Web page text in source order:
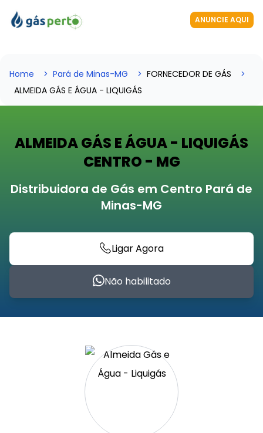
ANUNCIE AQUI
Home Pará de Minas-MG
FORNECEDOR DE GÁS
ALMEIDA GÁS E ÁGUA - LIQUIGÁS
ALMEIDA GÁS E ÁGUA - LIQUIGÁS
CENTRO - MG
Distribuidora de Gás em Centro Pará de
Minas-MG
Ligar Agora
Não habilitado